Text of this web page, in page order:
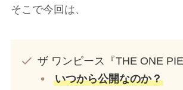
そこで今回は、
ザ ワンピース『THE ONE
いつから公開なのか？